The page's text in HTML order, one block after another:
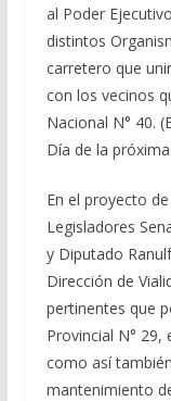
al Poder
distintos
carretero que
con los vecinos
Nacional N° 40.
Día de la
En el proyecto
Legisladores
y Diputado
Dirección de
pertinentes que
Provincial N°
como así
mantenimiento